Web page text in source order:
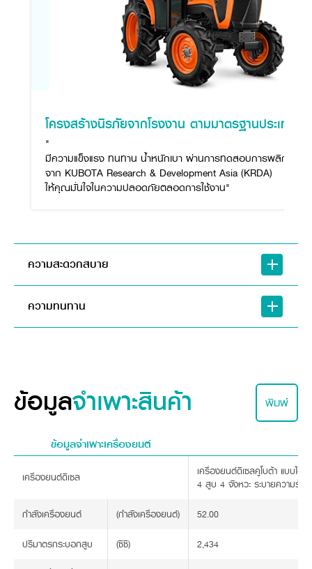
โครงสร้างนิรภัยจากโรงงาน ตามมาตรฐานประเทศ
"
มีความแข็งแรง ทนทาน น้ำหนักเบา ผ่านการทดสอบการพลิกคว่ำ
จาก KUBOTA Research & Development Asia (KRDA)
ให้คุณมั่นใจในความปลอดภัยตลอดการใช้งาน"
ความสะดวกสบาย
สะดวกในการทำงาน
หน้าต่างด้านหลัง เปิดได้กว้าง ช่วยอำนวยความสะดวก
ความทนทาน
วัสดุตกแต่งภายในผลิตจากโฟมขึ้นรูป
มีความสวยงาม ทนทาน ง่ายต่อการทำความสะอาด
ข้อมูลจำเพาะสินค้า พิมพ์
ข้อมูลจำเพาะเครื่องยนต์
เครื่องยนต์ดีเซล
เครื่องยนต์ดีเซลคูโบต้า แบบไดเ
4 สูบ 4 จังหวะ ระบายความร้อ
กำลังเครื่องยนต์ (กำลังเครื่องยนต์) 52.00
ปริมาตรกระบอกสูบ (ซีซี) 2,434